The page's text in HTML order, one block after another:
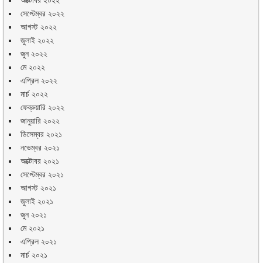
সেপ্টেম্বর ২০২২
আগস্ট ২০২২
জুলাই ২০২২
জুন ২০২২
মে ২০২২
এপ্রিল ২০২২
মার্চ ২০২২
ফেব্রুয়ারি ২০২২
জানুয়ারি ২০২২
ডিসেম্বর ২০২১
নভেম্বর ২০২১
অক্টোবর ২০২১
সেপ্টেম্বর ২০২১
আগস্ট ২০২১
জুলাই ২০২১
জুন ২০২১
মে ২০২১
এপ্রিল ২০২১
মার্চ ২০২১